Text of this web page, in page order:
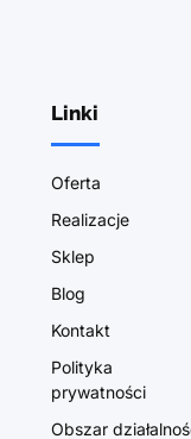
Linki
Oferta
Realizacje
Sklep
Blog
Kontakt
Polityka
prywatności
Obszar